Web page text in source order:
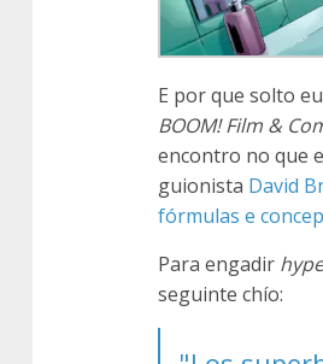
E por que solto
BOOM! Film &
encontro no que
guionista David
fórmulas e
Para engadir hype
seguinte chío: